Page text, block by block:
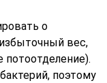
о
вес,
потоотделение).
поэтому